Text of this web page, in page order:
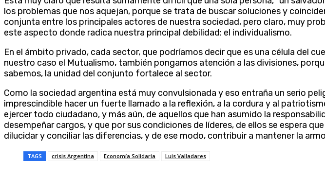
los problemas que nos aquejan, porque se trata de buscar soluciones y
conjunta entre los principales actores de nuestra sociedad, pero claro, muy
este aspecto donde radica nuestra principal debilidad: el individualismo.
En el ámbito privado, cada sector, que podríamos decir que es una célula del
nuestro caso el Mutualismo, también pongamos atención a las divisiones,
sabemos, la unidad del conjunto fortalece al sector.
Como la sociedad argentina está muy convulsionada y eso entraña un serio
imprescindible hacer un fuerte llamado a la reflexión, a la cordura y al
ejercer todo ciudadano, y más aún, de aquellos que han asumido la
desempeñar cargos, y que por sus condiciones de líderes, de ellos se espera
dilucidar y conciliar las diferencias, y de ese modo, contribuir a mantener la
TAGS crisis Argentina Economía Solidaria Luis Valladares